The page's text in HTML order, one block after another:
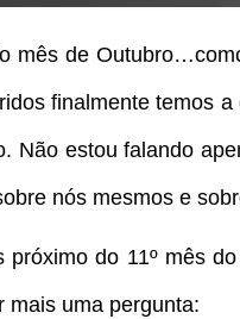
mês de
finalmente temos
Não estou falando
nós mesmos e
próximo do 11º mês
mais uma pergunta: